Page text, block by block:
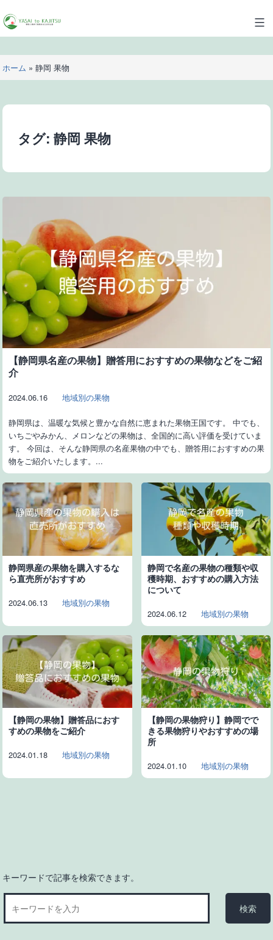
ン
テ
ツ
へ
キ
YASAI
to
KAJITSU
ホーム » 静岡 果物
タグ: 静岡 果物
【静岡県名産の果物】贈答用におすすめの果物などをご紹
介
2024.06.16 地域別の果物
静岡県は、温暖な気候と豊かな自然に恵まれた果物王国です。 中でも、
いちごやみかん、メロンなどの果物は、全国的に高い評価を受けていま
す。 今回は、そんな静岡県の名産果物の中でも、贈答用におすすめの果
物をご紹介いたします。...
静岡県産の果物を購入するな
ら直売所がおすすめ
2024.06.13 地域別の果物
静岡で名産の果物の種類や収
穫時期、おすすめの購入方法
について
2024.06.12 地域別の果物
【静岡の果物】贈答品におす
すめの果物をご紹介
2024.01.18 地域別の果物
【静岡の果物狩り】静岡でで
きる果物狩りやおすすめの場
所
2024.01.10 地域別の果物
キーワードで記事を検索できます。